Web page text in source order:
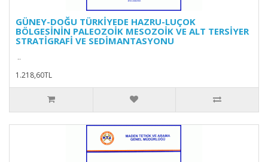
GÜNEY-DOĞU TÜRKİYEDE HAZRU-LUÇOK
BÖLGESİNİN PALEOZOİK MESOZOİK VE ALT TERSİYER
STRATİGRAFİ VE SEDİMANTASYONU
..
1.218,60TL